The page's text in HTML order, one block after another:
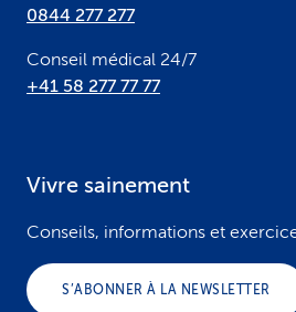
0844 277 277
Conseil médical 24/7
+41 58 277 77 77
Vivre sainement
Conseils, informations et
S’ABONNER À LA NEWSLETTER